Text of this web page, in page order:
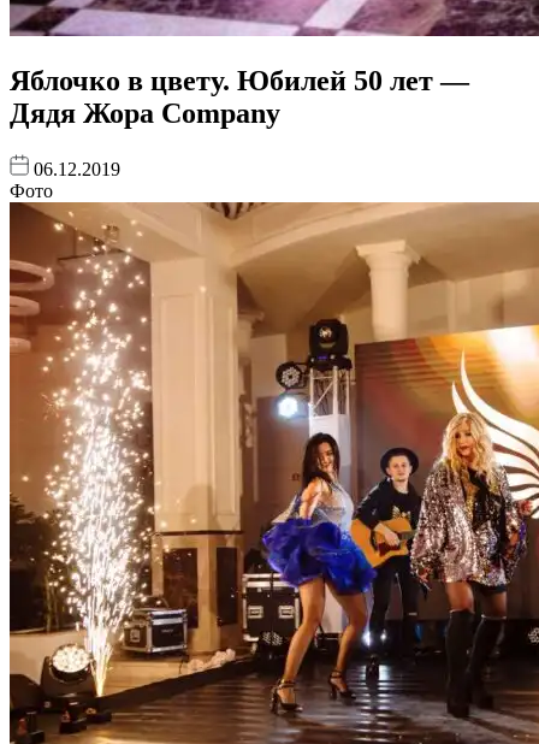
Яблочко в цвету. Юбилей 50 лет —
Дядя Жора Company
06.12.2019
Фото